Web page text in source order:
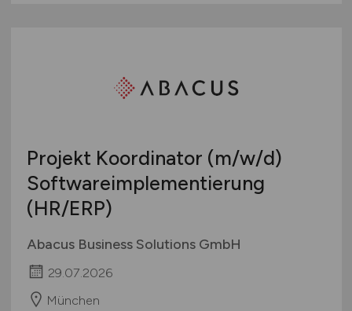
Projekt Koordinator (m/w/d)
Softwareimplementierung
(HR/ERP)
Abacus Business Solutions GmbH
29.07.2026
München